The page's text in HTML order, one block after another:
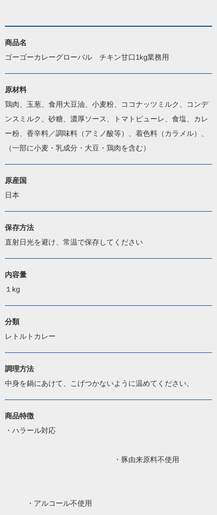
商品名
ゴーゴーカレーグローバル　チキン甘口1kg業務用
原材料
鶏肉、玉葱、食用大豆油、小麦粉、ココナッツミルク、コンデ
ンスミルク、砂糖、濃厚ソース、トマトピューレ、食塩、カレ
ー粉、香辛料／調味料（アミノ酸等）、着色料（カラメル）、
（一部に小麦・乳成分・大豆・鶏肉を含む）
原産国
日本
保存方法
直射日光を避け、常温で保存してください
内容量
１kg
分類
レトルトカレー
調理方法
中身を鍋にあけて、こげつかないように温めてください。
商品特徴
・ハラール対応
・豚由来原料不使用
・アルコール不使用